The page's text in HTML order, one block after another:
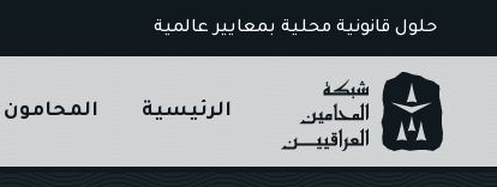
to
content
حلول قانونية محلية بمعايير عالمية
الرئيسية المحامون